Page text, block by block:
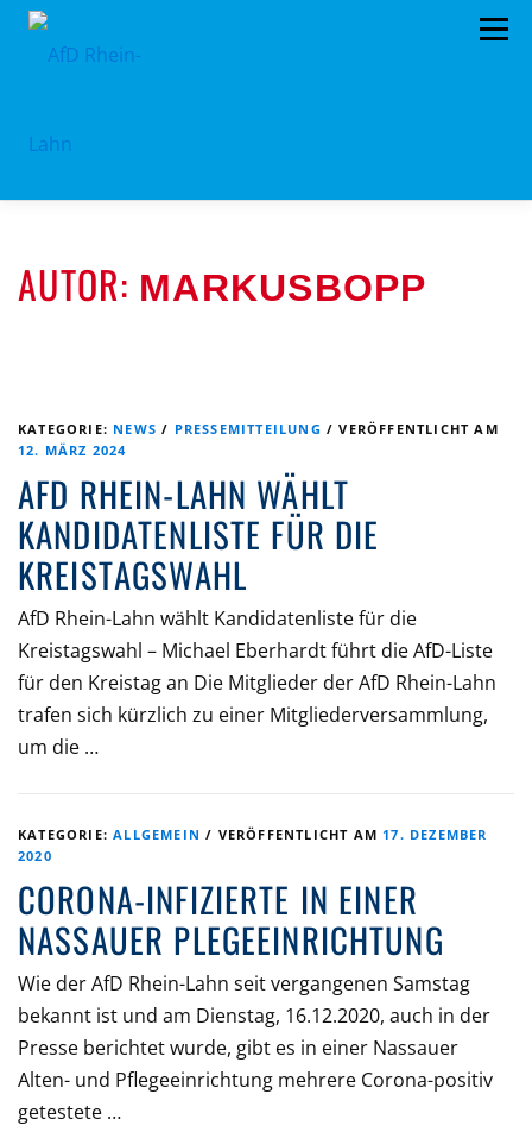
Zum
Menü
KONTAKT MITGLIED WERDEN SPENDEN
AUTOR: MARKUSBOPP
KATEGORIE: NEWS / PRESSEMITTEILUNG /VERÖFFENTLICHT AM
12. MÄRZ 2024
AFD RHEIN-LAHN WÄHLT
KANDIDATENLISTE FÜR DIE
KREISTAGSWAHL
AfD Rhein-Lahn wählt Kandidatenliste für die
Kreistagswahl – Michael Eberhardt führt die AfD-Liste
für den Kreistag an Die Mitglieder der AfD Rhein-Lahn
trafen sich kürzlich zu einer Mitgliederversammlung,
um die …
KATEGORIE:ALLGEMEIN / VERÖFFENTLICHT AM 17. DEZEMBER
2020
CORONA-INFIZIERTE IN EINER
NASSAUER PLEGEEINRICHTUNG
Wie der AfD Rhein-Lahn seit vergangenen Samstag
bekannt ist und am Dienstag, 16.12.2020, auch in der
Presse berichtet wurde, gibt es in einer Nassauer
Alten- und Pflegeeinrichtung mehrere Corona-positiv
getestete …